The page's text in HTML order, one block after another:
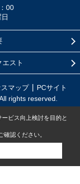
00
エスト
マップ
PCサイト
rights reserved.
ビス向上検討を目的と
確認ください。